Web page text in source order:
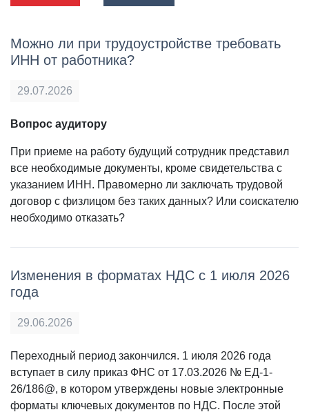
Можно ли при трудоустройстве требовать
ИНН от работника?
29.07.2026
Вопрос аудитору
При приеме на работу будущий сотрудник представил
все необходимые документы, кроме свидетельства с
указанием ИНН. Правомерно ли заключать трудовой
договор с физлицом без таких данных? Или соискателю
необходимо отказать?
Изменения в форматах НДС с 1 июля 2026
года
29.06.2026
Переходный период закончился. 1 июля 2026 года
вступает в силу приказ ФНС от 17.03.2026 № ЕД-1-
26/186@, в котором утверждены новые электронные
форматы ключевых документов по НДС. После этой